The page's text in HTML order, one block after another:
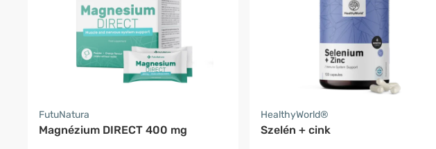
FutuNatura
Magnézium DIRECT 400 mg
HealthyWorld®
Szelén + cink